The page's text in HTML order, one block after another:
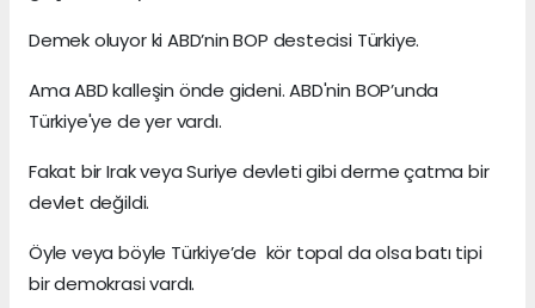
Demek oluyor ki ABD’nin BOP destecisi Türkiye.
Ama ABD kalleşin önde gideni. ABD'nin BOP’unda
Türkiye'ye de yer vardı.
Fakat bir Irak veya Suriye devleti gibi derme çatma bir
devlet değildi.
Öyle veya böyle Türkiye’de kör topal da olsa batı tipi
bir demokrasi vardı.